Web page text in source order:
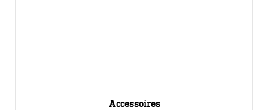
Accessoires